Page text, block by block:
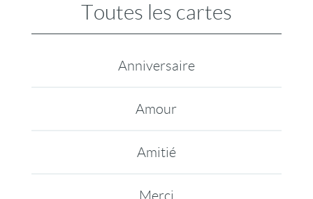
Toutes les cartes
Anniversaire
Amour
Amitié
Merci